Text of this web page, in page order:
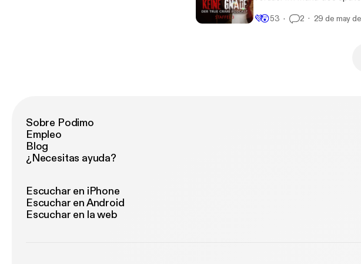
Familie und durchlebt ein
💜😲53 2 29 de may
Sobre Podimo
Empleo
Blog
¿Necesitas ayuda?
Escuchar en iPhone
Escuchar en Android
Escuchar en la web